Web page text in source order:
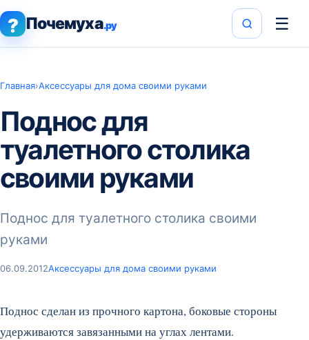
? Почемуха.ру ☰
Главная›Аксессуары для дома своими руками
Поднос для
туалетного столика
своими руками
Поднос для туалетного столика своими
руками
06.09.2012Аксессуары для дома своими руками
Поднос сделан из прочного картона, боковые стороны
удерживаются завя­занными на углах лентами.